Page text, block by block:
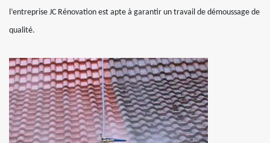
l’entreprise JC Rénovation est apte à garantir un travail de démoussage de
qualité.